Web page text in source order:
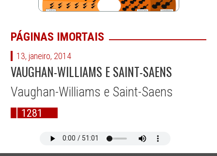
PÁGINAS IMORTAIS
13, janeiro, 2014
VAUGHAN-WILLIAMS E SAINT-SAENS
Vaughan-Williams e Saint-Saens
1281